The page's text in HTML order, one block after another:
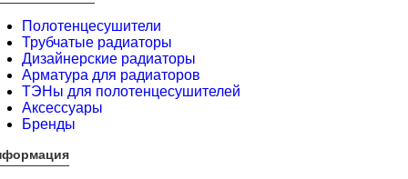
Полотенцесушители
Трубчатые радиаторы
Дизайнерские радиаторы
Арматура для радиаторов
ТЭНы для полотенцесушителей
Аксессуары
Бренды